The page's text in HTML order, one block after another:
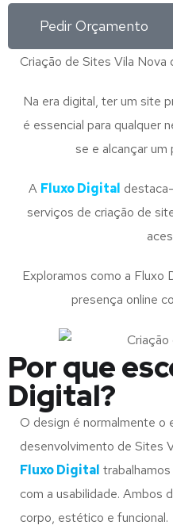
Pedir Orçamento
Criação de Sites Vila Nova
Na era digital, ter um site
é essencial para qualquer
se e alcançar um
A Fluxo Digital
serviços de criação de
Exploramos como a Fluxo
presença online
Por que
Digital?
O design é normalmente o
desenvolvimento de Sites
Fluxo Digital
com a usabilidade. Ambos
corpo, estético e funcional.